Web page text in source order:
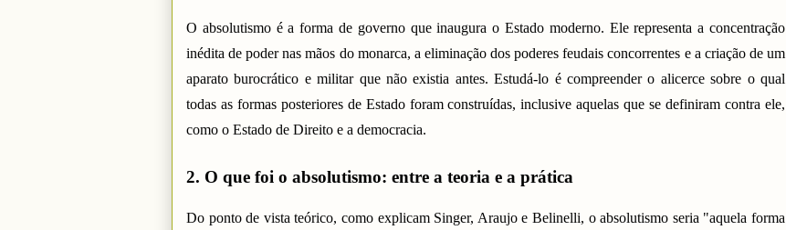
O absolutismo é a forma de governo que inaugura o Estado moderno. Ele representa a concentração
inédita de poder nas mãos do monarca, a eliminação dos poderes feudais concorrentes e a criação de um
aparato burocrático e militar que não existia antes. Estudá-lo é compreender o alicerce sobre o qual
todas as formas posteriores de Estado foram construídas, inclusive aquelas que se definiram contra ele,
como o Estado de Direito e a democracia.
2. O que foi o absolutismo: entre a teoria e a prática
Do ponto de vista teórico, como explicam Singer, Araujo e Belinelli, o absolutismo seria "aquela forma